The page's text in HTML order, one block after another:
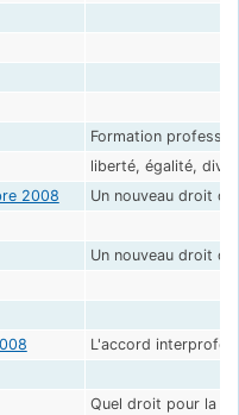
Formation
liberté, égalité,
2008
Un nouveau droit
Un nouveau droit
L'accord
Quel droit pour la